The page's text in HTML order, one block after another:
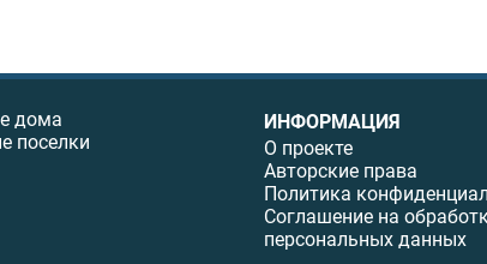
дома
поселки
ИНФОРМАЦИЯ
О проекте
Авторские права
Политика
Соглашение на
персональных данных